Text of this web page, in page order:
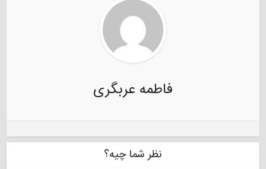
فاطمه عربگری
نظر شما چیه؟